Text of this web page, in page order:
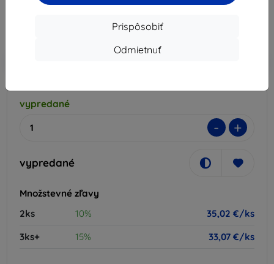
Prispôsobiť
Odmietnuť
35,02 €
vypredané
- +
vypredané
Množstevné zľavy
2ks
10%
35,02 €/ks
3ks+
15% 33,07 €/ks